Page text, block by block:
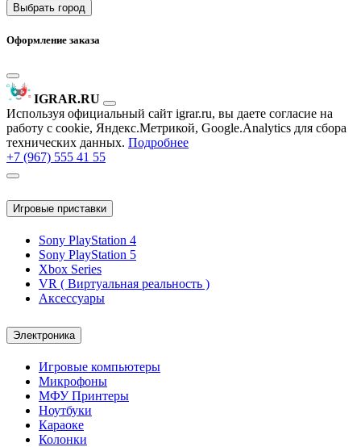
Выбрать город
Оформление заказа
IGRAR.RU
Используя официальный сайт igrar.ru, вы даете согласие на
работу с cookie, Яндекс.Метрикой, Google.Analytics для сбора
технических данных. Подробнее
+7 (967) 555 41 55
Игровые приставки
Sony PlayStation 4
Sony PlayStation 5
Xbox Series
VR ( Виртуальная реальность )
Аксессуары
Электроника
Игровые компьютеры
Микрофоны
МФУ Принтеры
Ноутбуки
Караоке
Колонки